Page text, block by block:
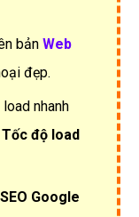
bản Web
đẹp.
nhanh
Tốc độ load
SEO Google